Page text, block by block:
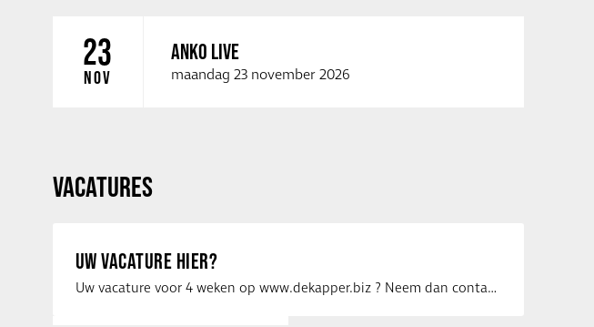
23
NOV
ANKO LIVE
maandag 23 november 2026
VACATURES
UW VACATURE HIER?
Uw vacature voor 4 weken op www.dekapper.biz ? Neem dan contact op met Maaike …